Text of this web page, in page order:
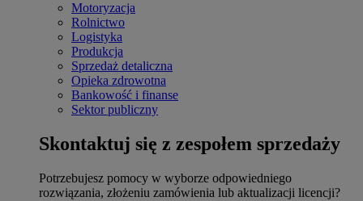
Motoryzacja
Rolnictwo
Logistyka
Produkcja
Sprzedaż detaliczna
Opieka zdrowotna
Bankowość i finanse
Sektor publiczny
Skontaktuj się z zespołem sprzedaży
Potrzebujesz pomocy w wyborze odpowiedniego
rozwiązania, złożeniu zamówienia lub aktualizacji licencji?